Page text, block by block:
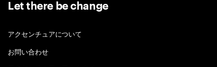
Let there be change
アクセンチュアについて
お問い合わせ